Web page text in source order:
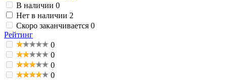
В наличии 0
Нет в наличии 2
Скоро заканчивается 0
Рейтинг
0
0
0
0